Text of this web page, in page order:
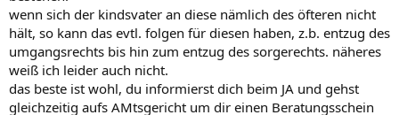
wenn sich der kindsvater an diese nämlich des öfteren nicht
hält, so kann das evtl. folgen für diesen haben, z.b. entzug des
umgangsrechts bis hin zum entzug des sorgerechts. näheres
weiß ich leider auch nicht.
das beste ist wohl, du informierst dich beim JA und gehst
gleichzeitig aufs AMtsgericht um dir einen Beratungsschein